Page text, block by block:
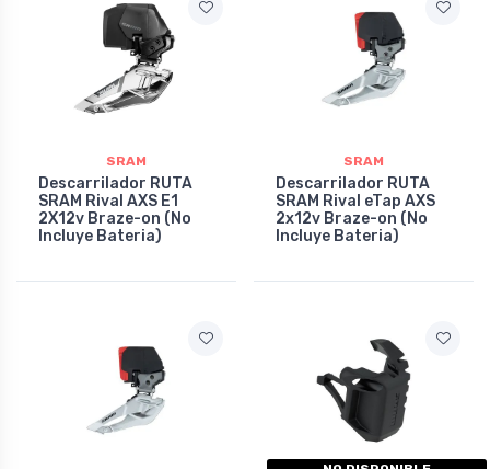
SRAM
Descarrilador RUTA
SRAM Rival AXS E1
2X12v Braze-on (No
Incluye Bateria)
SRAM
Descarrilador RUTA
SRAM Rival eTap AXS
2x12v Braze-on (No
Incluye Bateria)